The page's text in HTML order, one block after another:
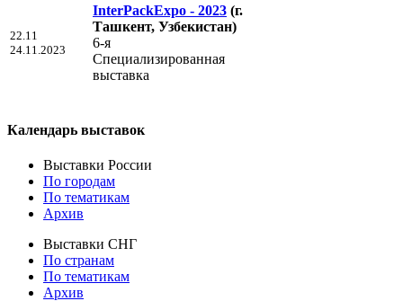
22.11
24.11.2023
InterPackExpo - 2023 (г.
Ташкент, Узбекистан)
6-я
Специализированная
выставка
Календарь выставок
Выставки России
По городам
По тематикам
Архив
Выставки СНГ
По странам
По тематикам
Архив